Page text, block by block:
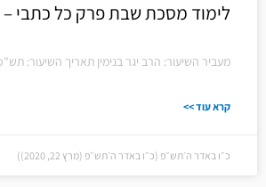
לימוד מסכת שבת פרק כל כתבי –
מעביר השיעור: הרב יגר בנימין תאריך השיעור:
קרא עוד >>
כ״ו באדר ה׳תש״פ (כ״ו באדר ה׳תש״פ (מרץ 22, 2020))